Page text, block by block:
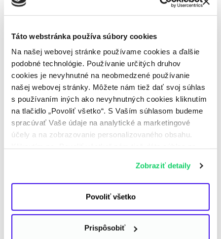
Táto webstránka používa súbory cookies
Na našej webovej stránke používame cookies a ďalšie
podobné technológie. Používanie určitých druhov
cookies je nevyhnutné na neobmedzené používanie
našej webovej stránky. Môžete nám tiež dať svoj súhlas
s používaním iných ako nevyhnutných cookies kliknutím
na tlačidlo „Povoliť všetko“. S Vaším súhlasom budeme
spracúvať Vaše údaje na analytické a marketingové
účely a na zobrazovanie personalizovaného obsahu.
najmä v USA a v iných tretích krajinách. Ďalšie
informácie nájdete v osobitných nastaveniach
Informácii o spracúvaní údajov
Zobraziť detaily
Povoliť všetko
Prispôsobiť
Jakub Maňák
V ZSE Drive pôsobím od roku
2019 a venujem sa najmä
zákazníckej starostlivosti,
riešeniam pre fleetových
zákazníkov a riešeniam pre
domáce nabíjanie (najmä v
rodinných domoch). Som rád,
že naše riešenia v týchto
oblastiach prispievajú k rastu
atraktivity elektromobility na
Zobraziť články o elektromobilite